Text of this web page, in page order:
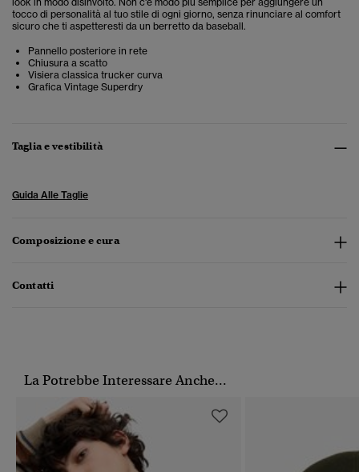
tocco di personalità al tuo stile di ogni giorno, senza rinunciare al comfort
sicuro che ti aspetteresti da un berretto da baseball.
Pannello posteriore in rete
Chiusura a scatto
Visiera classica trucker curva
Grafica Vintage Superdry
Taglia e vestibilità
Guida Alle Taglie
Composizione e cura
Contatti
La Potrebbe Interessare Anche...